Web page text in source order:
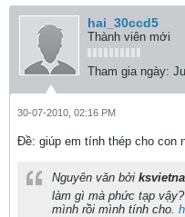
hai_30ccd5
Thành viên mới
Tham gia ngày:
30-07-2010, 02:16 PM
Ðề: giúp em tính thép cho con
Nguyên văn bởi
làm gì mà phức tạp
mình rồi mình tính cho.